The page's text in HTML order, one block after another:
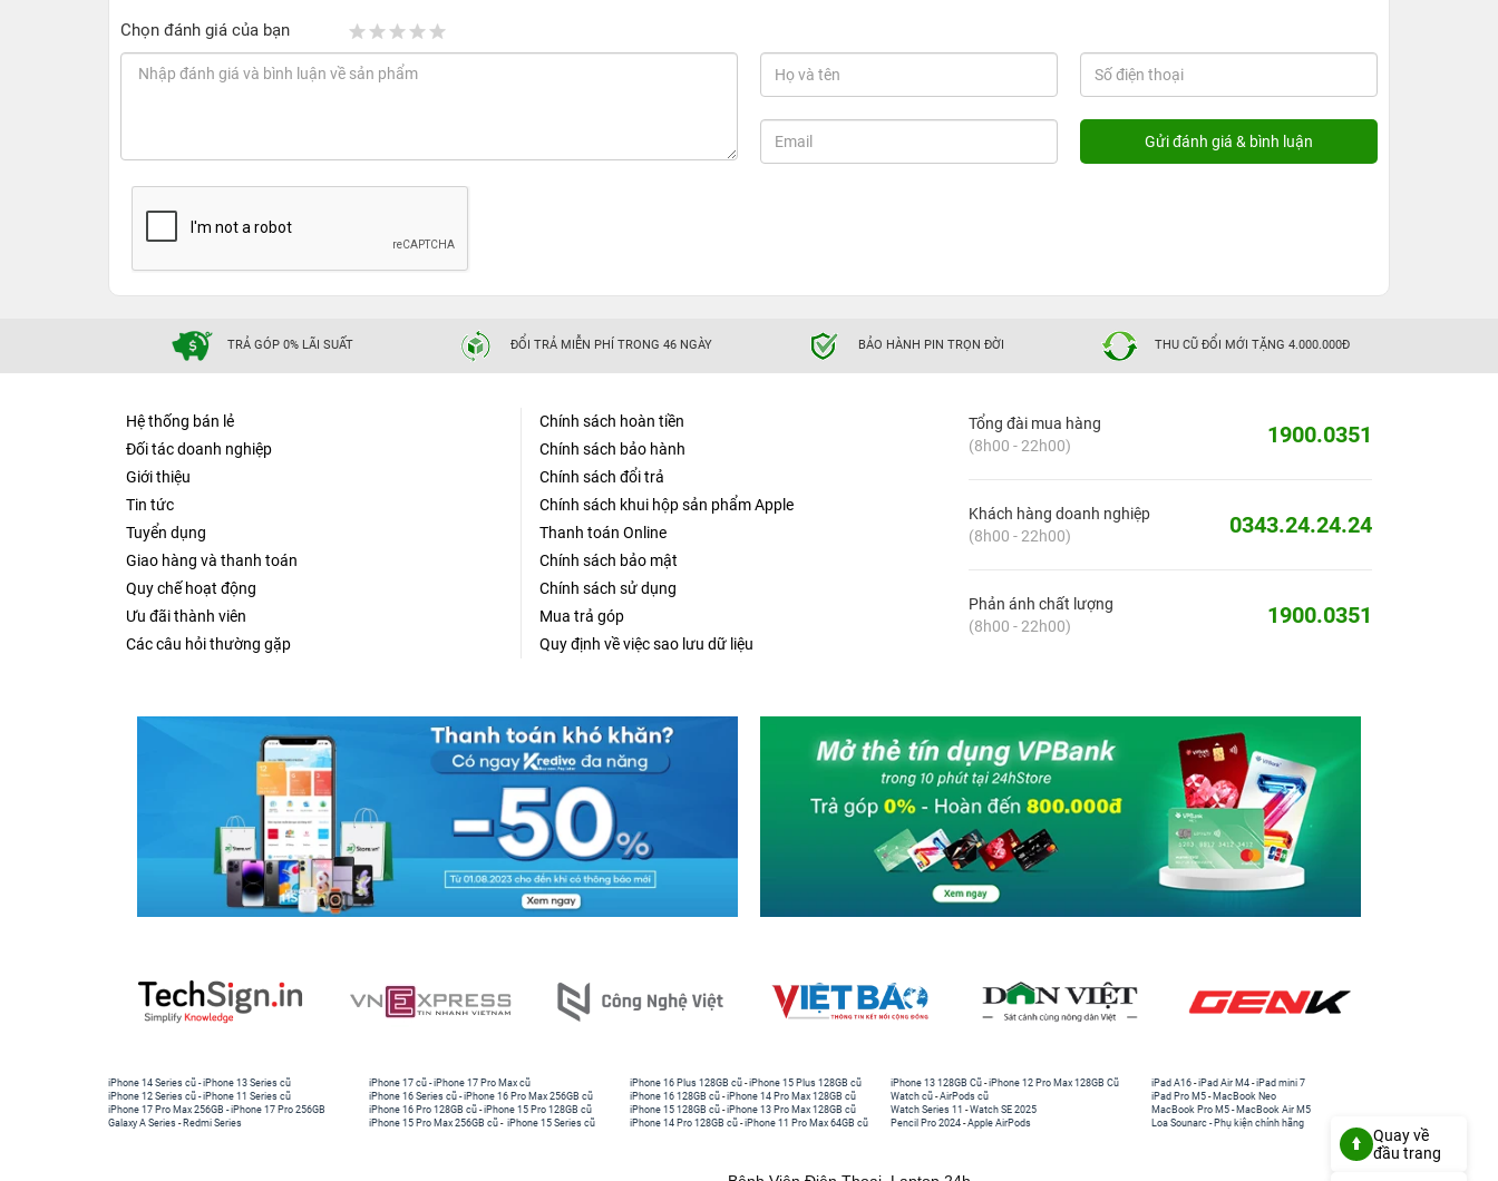
Chọn đánh giá của bạn
TRẢ GÓP 0% LÃI SUẤT ĐỔI TRẢ MIỄN PHÍ TRONG 46 NGÀY BẢO HÀNH PIN TRỌN ĐỜI THU CŨ ĐỔI MỚI TẶNG 4.000.000Đ
Hệ thống bán lẻ
Đối tác doanh nghiệp
Giới thiệu
Tin tức
Tuyển dụng
Giao hàng và thanh toán
Quy chế hoạt động
Ưu đãi thành viên
Các câu hỏi thường gặp
Chính sách hoàn tiền
Chính sách bảo hành
Chính sách đổi trả
Chính sách khui hộp sản phẩm Apple
Thanh toán Online
Chính sách bảo mật
Chính sách sử dụng
Mua trả góp
Quy định về việc sao lưu dữ liệu
Tổng đài mua hàng
(8h00 - 22h00)
1900.0351
Khách hàng doanh nghiệp
(8h00 - 22h00)
0343.24.24.24
Phản ánh chất lượng
(8h00 - 22h00)
1900.0351
iPhone 14 Series cũ -iPhone 13 Series cũ
iPhone 12 Series cũ -iPhone 11 Series cũ
iPhone 17 Pro Max 256GB -iPhone 17 Pro 256GB
Galaxy A Series - Redmi Series
iPhone 17 cũ -iPhone 17 Pro Max cũ
iPhone 16 Series cũ - iPhone 16 Pro Max 256GB cũ
iPhone 16 Pro 128GB cũ -iPhone 15 Pro 128GB cũ
iPhone 15 Pro Max 256GB cũ - iPhone 15 Series cũ
iPhone 16 Plus 128GB cũ -iPhone 15 Plus 128GB cũ
iPhone 16 128GB cũ -iPhone 14 Pro Max 128GB cũ
iPhone 15 128GB cũ -iPhone 13 Pro Max 128GB cũ
iPhone 14 Pro 128GB cũ -iPhone 11 Pro Max 64GB cũ
iPhone 13 128GB Cũ -iPhone 12 Pro Max 128GB Cũ
Watch cũ -AirPods cũ
Watch Series 11 -Watch SE 2025
Pencil Pro 2024 -Apple AirPods
iPad A16 -iPad Air M4 -iPad mini 7
iPad Pro M5 - MacBook Neo
MacBook Pro M5 - MacBook Air M5
Loa Sounarc - Phụ kiện chính hãng
Quay về
đầu trang